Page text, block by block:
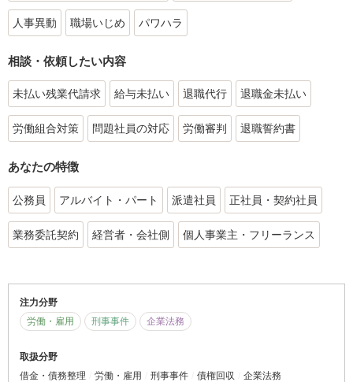
人事異動 職場いじめ パワハラ
相談・依頼したい内容
未払い残業代請求 給与未払い 退職代行 退職金未払い
労働組合対策 問題社員の対応 労働審判 退職誓約書
あなたの特徴
公務員 アルバイト・パート 派遣社員 正社員・契約社員
業務委託契約 経営者・会社側 個人事業主・フリーランス
注力分野
労働・雇用
刑事事件 企業法務
取扱分野
借金・債務整理
労働・雇用 刑事事件 債権回収 企業法務